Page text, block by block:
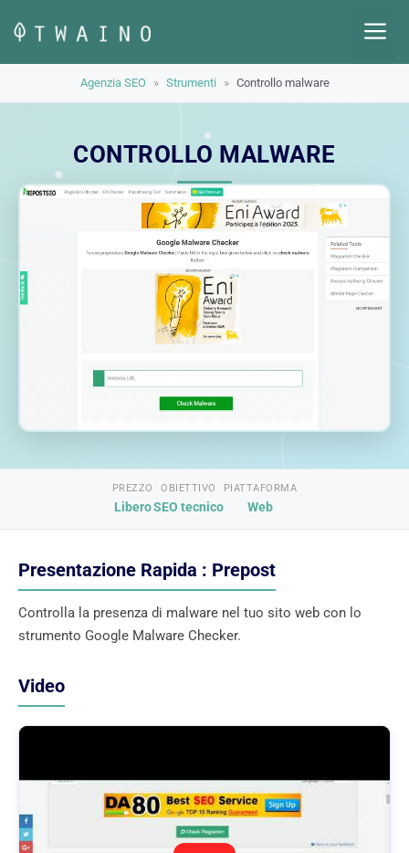
contenuto
Agenzia SEO » Strumenti » Controllo malware
CONTROLLO MALWARE
PREZZO
Libero
OBIETTIVO
SEO tecnico
PIATTAFORMA
Web
Presentazione Rapida : Prepost
Controlla la presenza di malware nel tuo sito web con lo
strumento Google Malware Checker.
Video